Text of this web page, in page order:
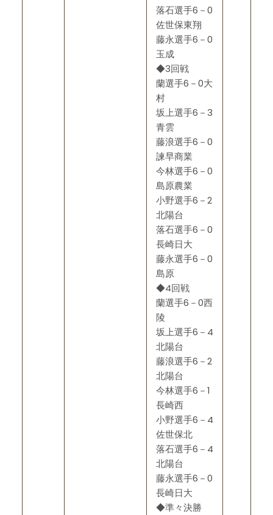
落石選手6－0
佐世保東翔
藤永選手6－0
玉成
◆3回戦
蘭選手6－0大
村
坂上選手6－3
青雲
藤浪選手6－0
諫早商業
今林選手6－0
島原農業
小野選手6－2
北陽台
落石選手6－0
長崎日大
藤永選手6－0
島原
◆4回戦
蘭選手6－0西
陵
坂上選手6－4
北陽台
藤浪選手6－2
北陽台
今林選手6－1
長崎西
小野選手6－4
佐世保北
落石選手6－4
北陽台
藤永選手6－0
長崎日大
◆準々決勝